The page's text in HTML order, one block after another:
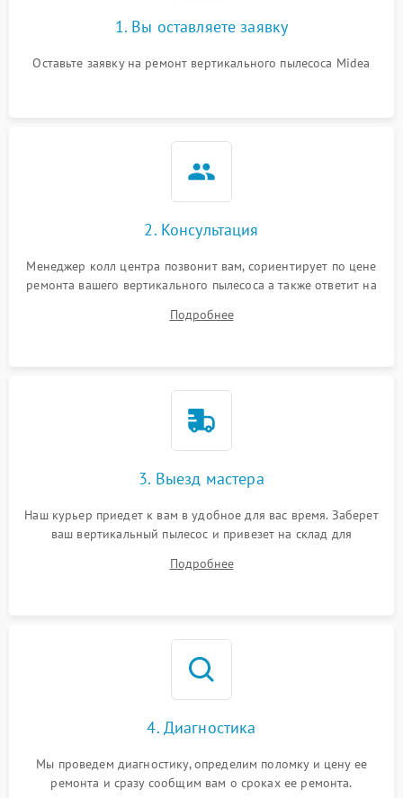
1. Вы оставляете заявку
Оставьте заявку на ремонт вертикального пылесоса Midea
2. Консультация
Менеджер колл центра позвонит вам, сориентирует по цене
ремонта вашего вертикального пылесоса а также ответит на
Подробнее
3. Выезд мастера
Наш курьер приедет к вам в удобное для вас время. Заберет
ваш вертикальный пылесос и привезет на склад для
Подробнее
4. Диагностика
Мы проведем диагностику, определим поломку и цену ее
ремонта и сразу сообщим вам о сроках ее ремонта.